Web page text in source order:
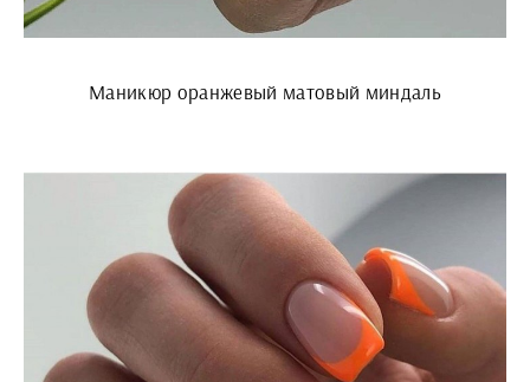
Маникюр оранжевый матовый миндаль